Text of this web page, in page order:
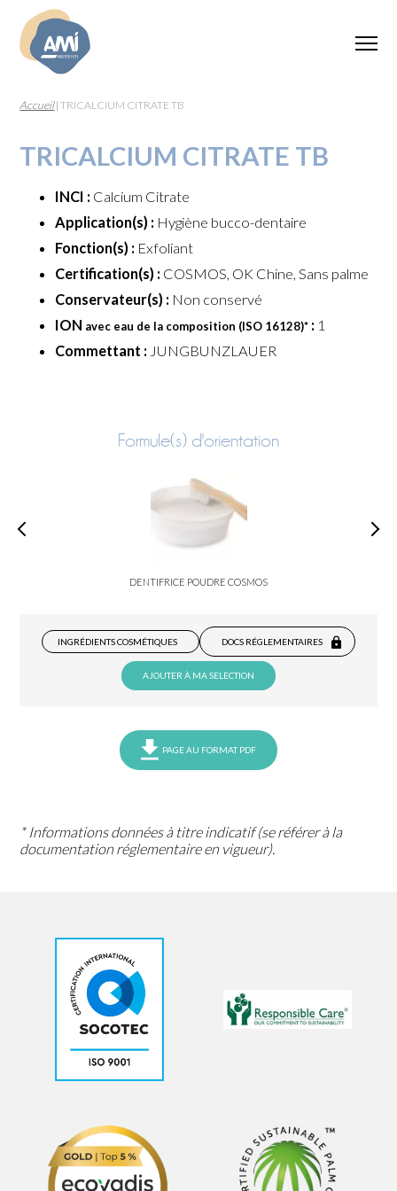
Accueil|TRICALCIUM CITRATE TB
TRICALCIUM CITRATE TB
INCI : Calcium Citrate
Application(s) : Hygiène bucco-dentaire
Fonction(s) : Exfoliant
Certification(s) : COSMOS, OK Chine, Sans palme
Conservateur(s) : Non conservé
ION avec eau de la composition (ISO 16128)* : 1
Commettant : JUNGBUNZLAUER
Formule(s) d'orientation
DENTIFRICE POUDRE COSMOS
INGRÉDIENTS COSMÉTIQUES DOCS RÉGLEMENTAIRES
AJOUTER À MA SELECTION
PAGE AU FORMAT PDF
* Informations données à titre indicatif (se référer à la
documentation réglementaire en vigueur).